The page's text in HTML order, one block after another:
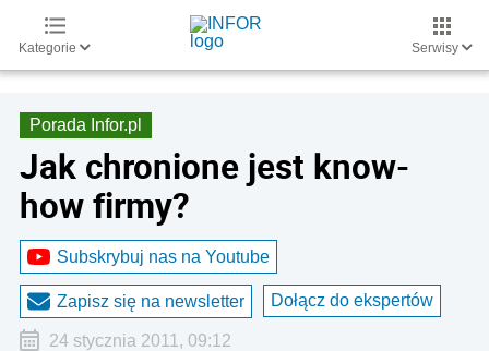
Kategorie Serwisy
Porada Infor.pl
Jak chronione jest know-
how firmy?
Subskrybuj nas na Youtube
Zapisz się na newsletter Dołącz do ekspertów
24 stycznia 2011, 09:12